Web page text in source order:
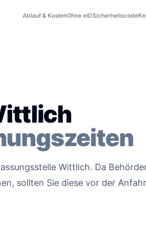
Ablauf & KostenOhne eIDSicherheitscode
Wittlich. Da
sollten Sie diese vor der